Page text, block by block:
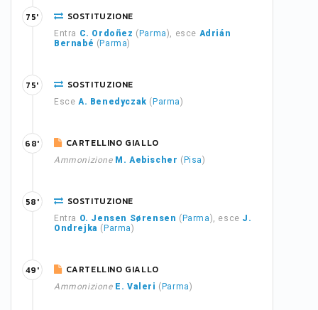
SOSTITUZIONE
Entra C. Ordoñez ( Parma), esce Adrián
Bernabé ( Parma)
75'
SOSTITUZIONE
Esce A. Benedyczak ( Parma)
75'
CARTELLINO GIALLO
Ammonizione M. Aebischer ( Pisa)
68'
SOSTITUZIONE
Entra O. Jensen Sørensen ( Parma), esce J.
Ondrejka ( Parma)
58'
CARTELLINO GIALLO
Ammonizione E. Valeri ( Parma)
49'